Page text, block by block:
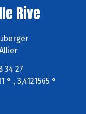
Rive
34 27
° , 3,4121565 °